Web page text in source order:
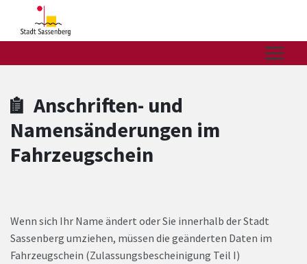
Zum Header
Zum Hauptinhalt
Zum Footer
Zum Hauptinhalt springen
Anschriften- und
Namensänderungen im
Fahrzeugschein
Wenn sich Ihr Name ändert oder Sie innerhalb der Stadt
Sassenberg umziehen, müssen die geänderten Daten im
Fahrzeugschein (Zulassungsbescheinigung Teil I)